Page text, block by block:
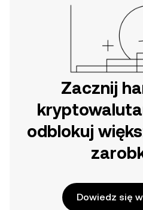
Zacznij
odblokuj
Dowiedz się